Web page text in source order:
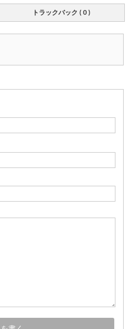
トラックバック ( 0 )